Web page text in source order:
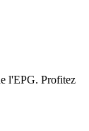
l'EPG. Profitez